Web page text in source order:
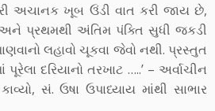
અચાનક ખૂબ ઉંડી વાત કરી જાય છે,
પ્રથમથી અંતિમ પંક્તિ સુધી જકડી
લહાવો ચૂકવા જેવો નથી. પ્રસ્તુત
દરિયાનો તરખાટ …..’ – અર્વાચીન
સં. ઉષા ઉપાધ્યાય માંથી સાભાર